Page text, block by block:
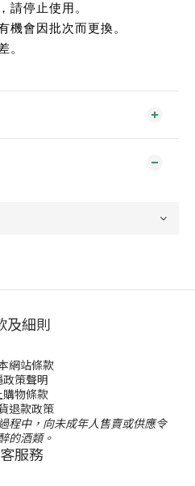
請停止使用。
機會因批次而更換。
。
及細則
網站條款
策聲明
購物條款
退款政策
程中，向未成年人售賣或供應令
的酒類。
服務